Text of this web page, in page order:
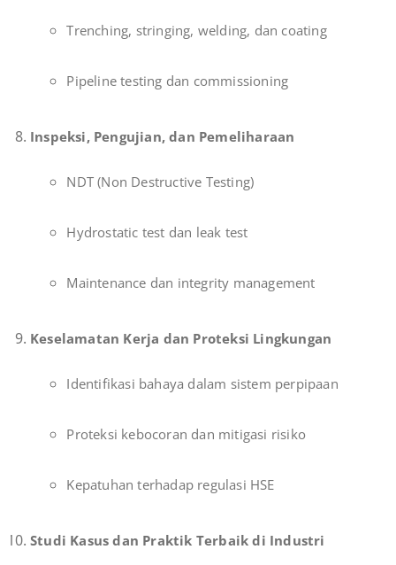
Trenching, stringing, welding, dan coating
Pipeline testing dan commissioning
Inspeksi, Pengujian, dan Pemeliharaan
NDT (Non Destructive Testing)
Hydrostatic test dan leak test
Maintenance dan integrity management
Keselamatan Kerja dan Proteksi Lingkungan
Identifikasi bahaya dalam sistem perpipaan
Proteksi kebocoran dan mitigasi risiko
Kepatuhan terhadap regulasi HSE
Studi Kasus dan Praktik Terbaik di Industri